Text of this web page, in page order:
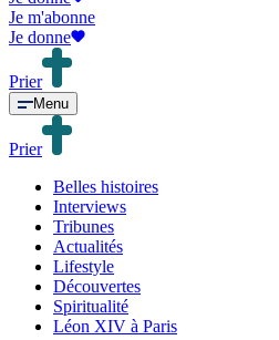
Je m'abonne
Je donne
Prier
Menu
Prier
Belles histoires
Interviews
Tribunes
Actualités
Lifestyle
Découvertes
Spiritualité
Léon XIV à Paris